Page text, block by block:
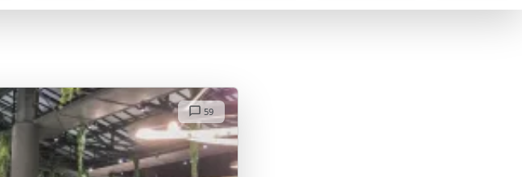
59